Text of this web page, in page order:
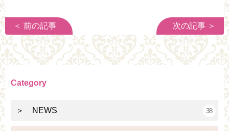
＜ 前の記事 次の記事 ＞
Category
＞ NEWS 38